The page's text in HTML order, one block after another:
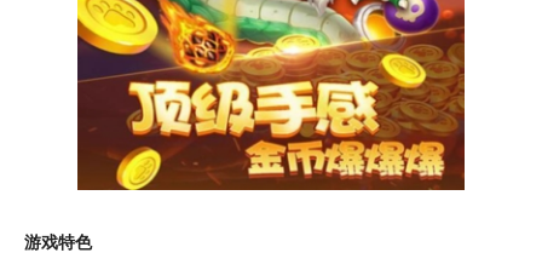
游戏特色